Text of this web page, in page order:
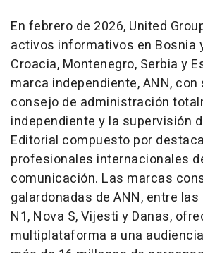
En febrero de 2026, United
activos informativos en Bosnia
Croacia, Montenegro, Serbia y
marca independiente, ANN, con
consejo de administración
independiente y la supervisión
Editorial compuesto por
profesionales internacionales
comunicación. Las marcas
galardonadas de ANN, entre
N1, Nova S, Vijesti y Danas,
multiplataforma a una